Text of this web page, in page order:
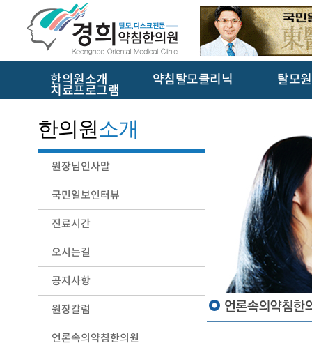
한의원소개 약침탈모클리닉 탈모
치료프로그램
한의원소개
원장님인사말
국민일보인터뷰
진료시간
오시는길
공지사항
원장칼럼
언론속의약침한의원